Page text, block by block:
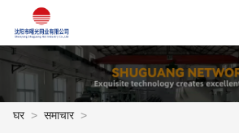
العربية Deutsch English
घर > समाचार >